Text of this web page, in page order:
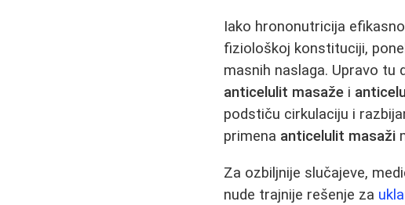
Iako hrononutricija
fiziološkoj konstituciji,
masnih naslaga. Upravo
anticelulit masaže i
podstiču cirkulaciju i
primena anticelulit masaži
Za ozbiljnije slučajeve,
nude trajnije rešenje za